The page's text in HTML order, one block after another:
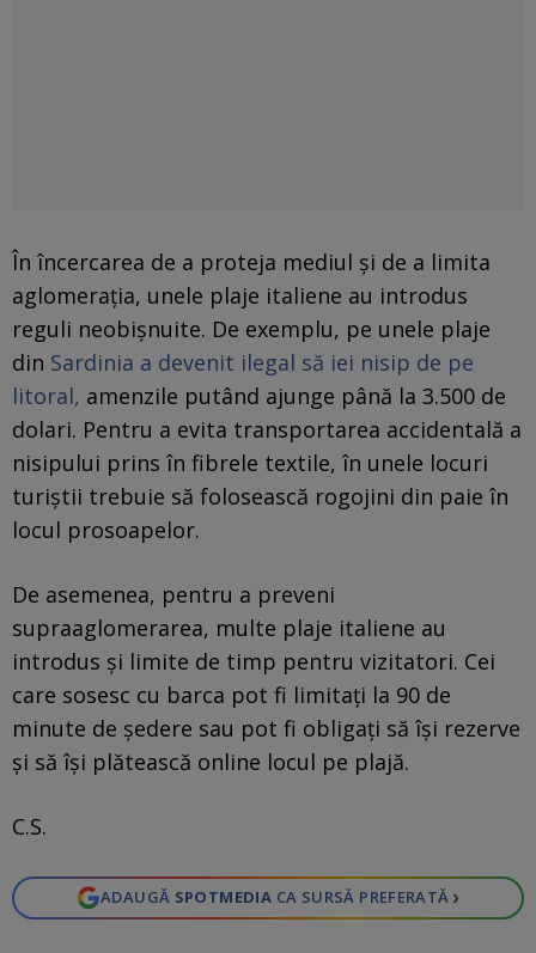
În încercarea de a proteja mediul și de a limita
aglomerația, unele plaje italiene au introdus
reguli neobișnuite. De exemplu, pe unele plaje
din Sardinia a devenit ilegal să iei nisip de pe
litoral, amenzile putând ajunge până la 3.500 de
dolari. Pentru a evita transportarea accidentală a
nisipului prins în fibrele textile, în unele locuri
turiștii trebuie să folosească rogojini din paie în
locul prosoapelor.
De asemenea, pentru a preveni
supraaglomerarea, multe plaje italiene au
introdus și limite de timp pentru vizitatori. Cei
care sosesc cu barca pot fi limitați la 90 de
minute de ședere sau pot fi obligați să își rezerve
și să își plătească online locul pe plajă.
C.S.
ADAUGĂ SPOTMEDIA CA SURSĂ PREFERATĂ ›